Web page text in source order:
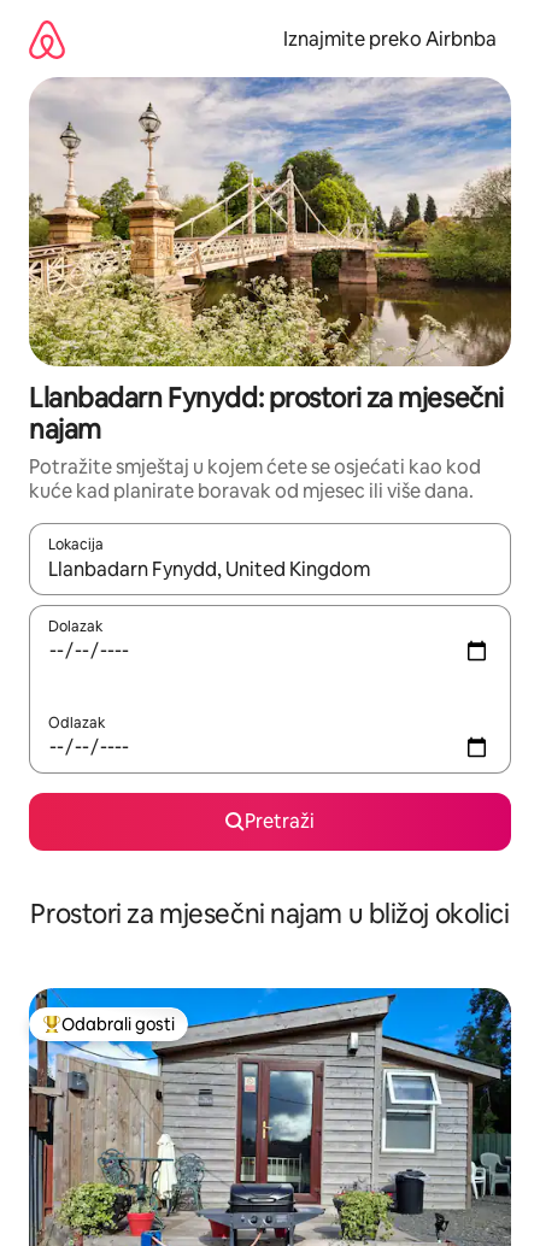
sadržaj
Iznajmite preko Airbnba
Llanbadarn Fynydd: prostori za mjesečni
najam
Potražite smještaj u kojem ćete se osjećati kao kod
kuće kad planirate boravak od mjesec ili više dana.
Lokacija
Kada budu dostupni rezultati, moći ćete ih pregledati
Dolazak
Odlazak
Pretraži
Prostori za mjesečni najam u bližoj okolici
Među najviše rangiranima s oznakom „Odabrali gosti”
Odabrali gosti